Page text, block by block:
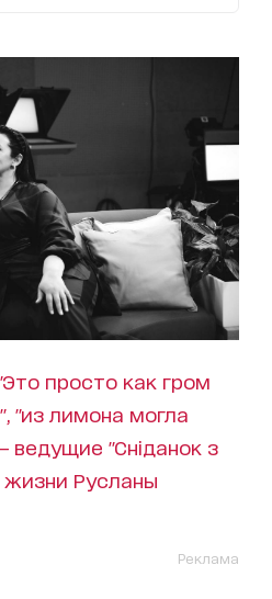
просто как гром
"из лимона могла
"Сніданок з
жизни Русланы
Реклама